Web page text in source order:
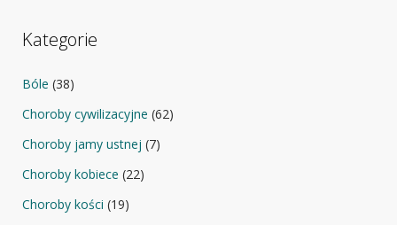
Kategorie
Bóle (38)
Choroby cywilizacyjne (62)
Choroby jamy ustnej (7)
Choroby kobiece (22)
Choroby kości (19)